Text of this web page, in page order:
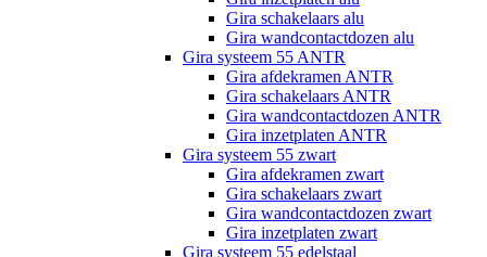
Gira schakelaars alu
Gira wandcontactdozen alu
Gira systeem 55 ANTR
Gira afdekramen ANTR
Gira schakelaars ANTR
Gira wandcontactdozen ANTR
Gira inzetplaten ANTR
Gira systeem 55 zwart
Gira afdekramen zwart
Gira schakelaars zwart
Gira wandcontactdozen zwart
Gira inzetplaten zwart
Gira systeem 55 edelstaal